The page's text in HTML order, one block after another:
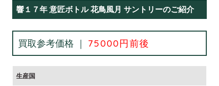
響１７年 意匠ボトル 花鳥風月 サントリーのご紹介
買取参考価格 ｜ 75000円前後
生産国